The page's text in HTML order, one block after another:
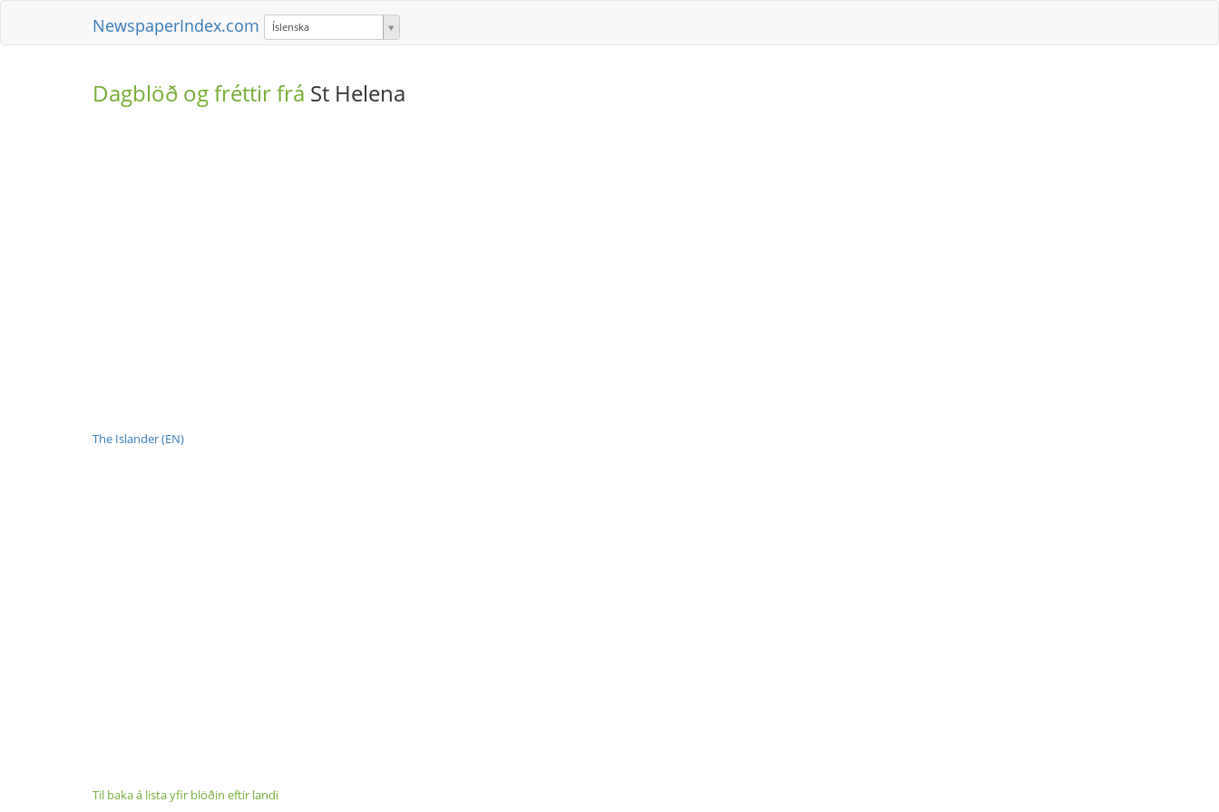
NewspaperIndex.com Íslenska
Dagblöð og fréttir frá St Helena
The Islander (EN)
Til baka á lista yfir blöðin eftir landi